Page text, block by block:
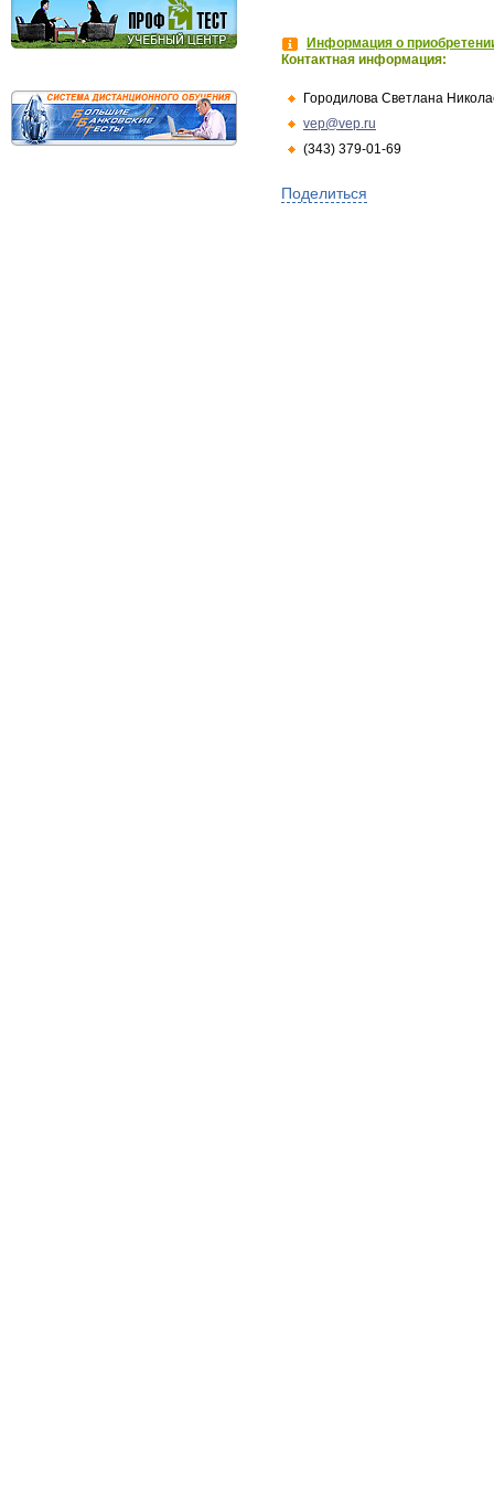
Информация о
Контактная информация:
Городилова Светлана
vep@vep.ru
(343) 379-01-69
Поделиться